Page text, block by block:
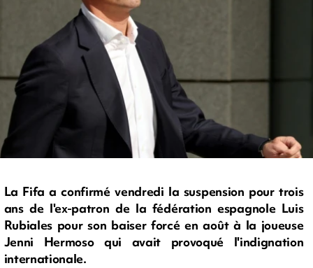
La Fifa a confirmé vendredi la suspension pour trois
ans de l'ex-patron de la fédération espagnole Luis
Rubiales pour son baiser forcé en août à la joueuse
Jenni Hermoso qui avait provoqué l'indignation
internationale.